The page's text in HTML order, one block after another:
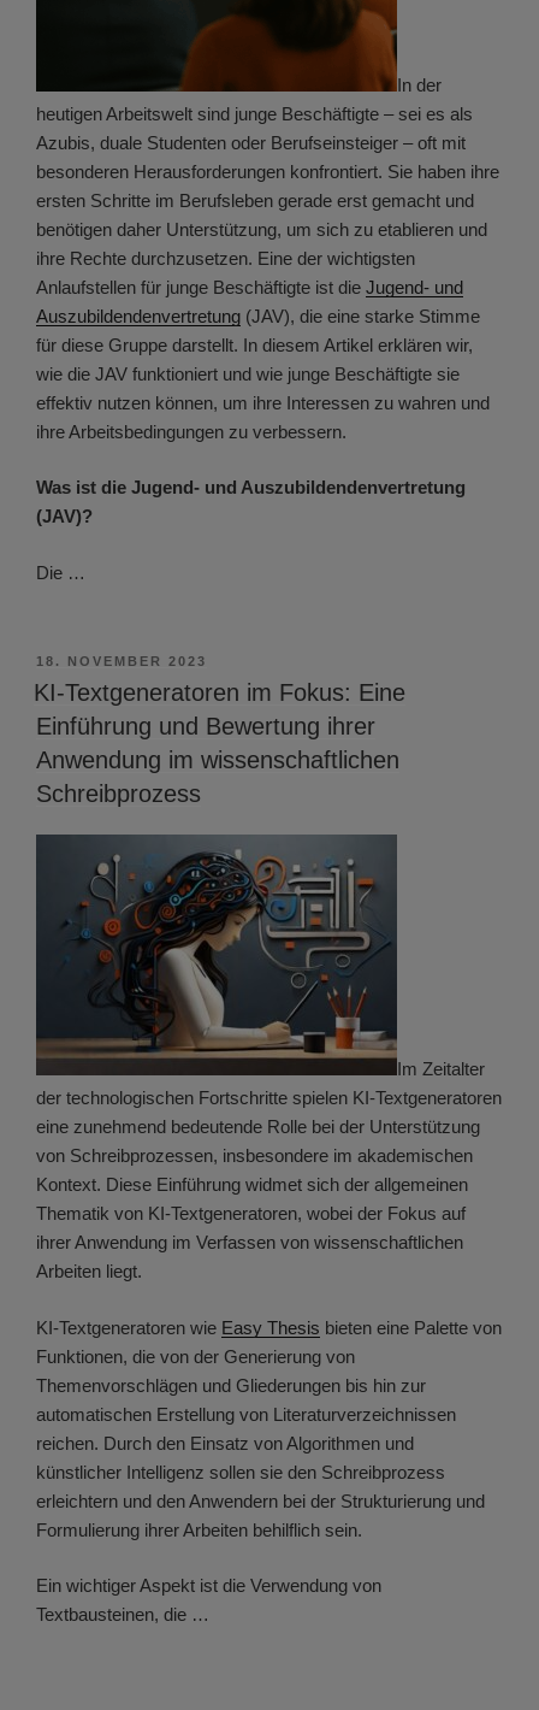
In der
heutigen Arbeitswelt sind junge Beschäftigte – sei es als
Azubis, duale Studenten oder Berufseinsteiger – oft mit
besonderen Herausforderungen konfrontiert. Sie haben ihre
ersten Schritte im Berufsleben gerade erst gemacht und
benötigen daher Unterstützung, um sich zu etablieren und
ihre Rechte durchzusetzen. Eine der wichtigsten
Anlaufstellen für junge Beschäftigte ist die Jugend- und
Auszubildendenvertretung (JAV), die eine starke Stimme
für diese Gruppe darstellt. In diesem Artikel erklären wir,
wie die JAV funktioniert und wie junge Beschäftigte sie
effektiv nutzen können, um ihre Interessen zu wahren und
ihre Arbeitsbedingungen zu verbessern.
Was ist die Jugend- und Auszubildendenvertretung
(JAV)?
Die …
VERÖFFENTLICHT
AM
18. NOVEMBER 2023
KI-Textgeneratoren im Fokus: Eine
Einführung und Bewertung ihrer
Anwendung im wissenschaftlichen
Schreibprozess
Im Zeitalter
der technologischen Fortschritte spielen KI-Textgeneratoren
eine zunehmend bedeutende Rolle bei der Unterstützung
von Schreibprozessen, insbesondere im akademischen
Kontext. Diese Einführung widmet sich der allgemeinen
Thematik von KI-Textgeneratoren, wobei der Fokus auf
ihrer Anwendung im Verfassen von wissenschaftlichen
Arbeiten liegt.
KI-Textgeneratoren wie Easy Thesis bieten eine Palette von
Funktionen, die von der Generierung von
Themenvorschlägen und Gliederungen bis hin zur
automatischen Erstellung von Literaturverzeichnissen
reichen. Durch den Einsatz von Algorithmen und
künstlicher Intelligenz sollen sie den Schreibprozess
erleichtern und den Anwendern bei der Strukturierung und
Formulierung ihrer Arbeiten behilflich sein.
Ein wichtiger Aspekt ist die Verwendung von
Textbausteinen, die …